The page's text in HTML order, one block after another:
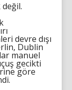
devre dışı
Dublin
manuel
gecikti
göre